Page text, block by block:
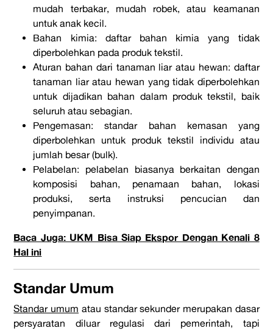
mudah terbakar, mudah robek, atau keamanan
untuk anak kecil.
Bahan kimia: daftar bahan kimia yang tidak
diperbolehkan pada produk tekstil.
Aturan bahan dari tanaman liar atau hewan: daftar
tanaman liar atau hewan yang tidak diperbolehkan
untuk dijadikan bahan dalam produk tekstil, baik
seluruh atau sebagian.
Pengemasan: standar bahan kemasan yang
diperbolehkan untuk produk tekstil individu atau
jumlah besar (bulk).
Pelabelan: pelabelan biasanya berkaitan dengan
komposisi bahan, penamaan bahan, lokasi
produksi, serta instruksi pencucian dan
penyimpanan.
Baca Juga: UKM Bisa Siap Ekspor Dengan Kenali 8
Hal ini
Standar Umum
Standar umum atau standar sekunder merupakan dasar
persyaratan diluar regulasi dari pemerintah, tapi